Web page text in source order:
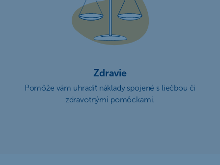
Zdravie
Pomôže vám uhradiť náklady spojené s liečbou či
zdravotnými pomôckami.